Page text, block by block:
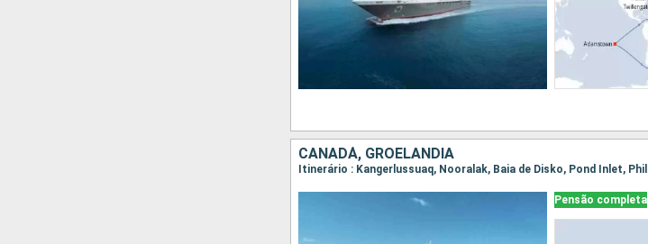
CANADÁ, GROELÂNDIA
Pensão completa